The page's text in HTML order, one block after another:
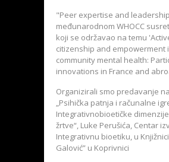
"Peer expertise and
međunarodnom WHOCC
koji se održavao na temu
citizenship and empowerment
community mental health:
innovations in France and
Organizirali smo predavanje
„Psihička patnja i računalne
Integrativnobioetičke
žrtve“, Luke Perušića, Centar
Integrativnu bioetiku, u Knjižnici
Galović” u Koprivnici